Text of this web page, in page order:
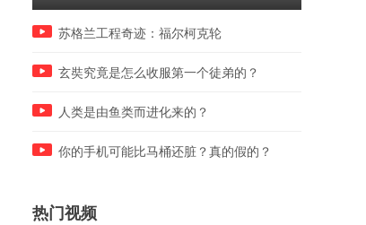
放进瓶子里面，用他来进行
苏格兰工程奇迹：福尔柯克轮
玄奘究竟是怎么收服第一个徒弟的？
人类是由鱼类而进化来的？
你的手机可能比马桶还脏？真的假的？
热门视频